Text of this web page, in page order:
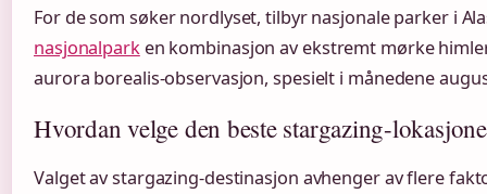
For de som søker nordlyset, tilbyr nasjonale parker i
nasjonalparken kombinasjon av ekstremt mørke
aurora borealis-observasjon, spesielt i månedene
Hvordan velge den beste stargazing-
Valget av stargazing-destinasjon avhenger av flere